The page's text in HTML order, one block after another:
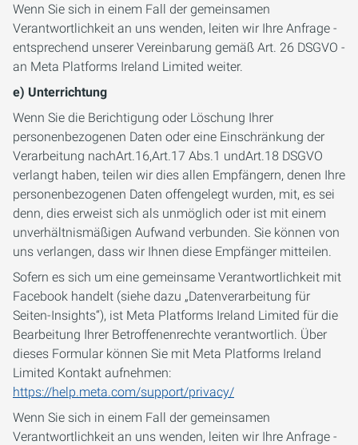
Wenn Sie sich in einem Fall der gemeinsamen
Verantwortlichkeit an uns wenden, leiten wir Ihre Anfrage -
entsprechend unserer Vereinbarung gemäß Art. 26 DSGVO -
an Meta Platforms Ireland Limited weiter.
e) Unterrichtung
Wenn Sie die Berichtigung oder Löschung Ihrer
personenbezogenen Daten oder eine Einschränkung der
Verarbeitung nachArt.16,Art.17 Abs.1 undArt.18 DSGVO
verlangt haben, teilen wir dies allen Empfängern, denen Ihre
personenbezogenen Daten offengelegt wurden, mit, es sei
denn, dies erweist sich als unmöglich oder ist mit einem
unverhältnismäßigen Aufwand verbunden. Sie können von
uns verlangen, dass wir Ihnen diese Empfänger mitteilen.
Sofern es sich um eine gemeinsame Verantwortlichkeit mit
Facebook handelt (siehe dazu „Datenverarbeitung für
Seiten-Insights“), ist Meta Platforms Ireland Limited für die
Bearbeitung Ihrer Betroffenenrechte verantwortlich. Über
dieses Formular können Sie mit Meta Platforms Ireland
Limited Kontakt aufnehmen:
https://help.meta.com/support/privacy/
Wenn Sie sich in einem Fall der gemeinsamen
Verantwortlichkeit an uns wenden, leiten wir Ihre Anfrage -